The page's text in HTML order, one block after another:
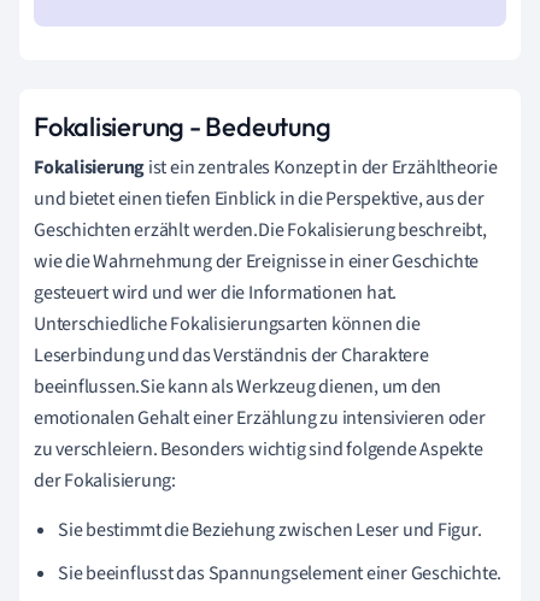
Fokalisierung - Bedeutung
Fokalisierungist ein zentrales Konzept in der Erzähltheorie
und bietet einen tiefen Einblick in die Perspektive, aus der
Geschichten erzählt werden.Die Fokalisierung beschreibt,
wie die Wahrnehmung der Ereignisse in einer Geschichte
gesteuert wird und wer die Informationen hat.
Unterschiedliche Fokalisierungsarten können die
Leserbindung und das Verständnis der Charaktere
beeinflussen.Sie kann als Werkzeug dienen, um den
emotionalen Gehalt einer Erzählung zu intensivieren oder
zu verschleiern. Besonders wichtig sind folgende Aspekte
der Fokalisierung:
Sie bestimmt die Beziehung zwischen Leser und Figur.
Sie beeinflusst das Spannungselement einer Geschichte.